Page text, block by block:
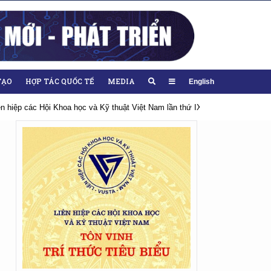
HỢP TÁC QUỐC TẾ MEDIA English
hiệp các Hội Khoa học và Kỹ thuật Việt Nam lần thứ IX, nhiệm kỳ 2026-